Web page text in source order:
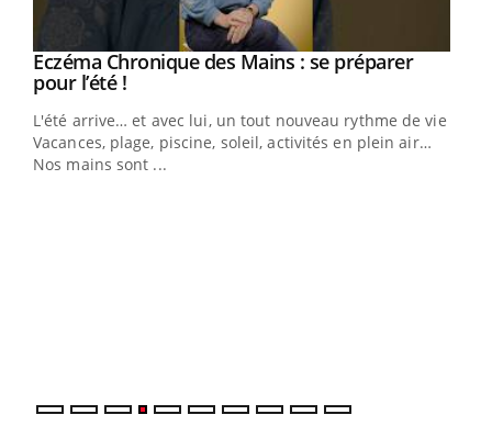
Youtube
Eczéma Chronique des Mains : se préparer
pour l’été !Youtube
L'été arrive… et avec lui, un tout nouveau rythme de vie !
Vacances, plage, piscine, soleil, activités en plein air…
Nos mains sont ...